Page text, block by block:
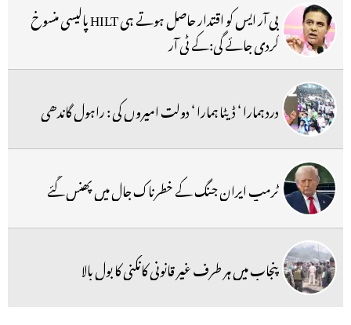
بی آر ایس کو اقتدار حاصل ہوتے ہی HILT پالیسی منسوخ
کردی جائے گی:کے ٹی آر
درد ہمارا ‘ ڈیٹا ہمارا ‘ دولت امیروں کی : راہول گاندھی
ٹرمپ ایران جنگ کے خطرناک جال میں پھنس گئے
پنجاب میں ہر طرف غیر قانونی کانکنی کا بول بالا